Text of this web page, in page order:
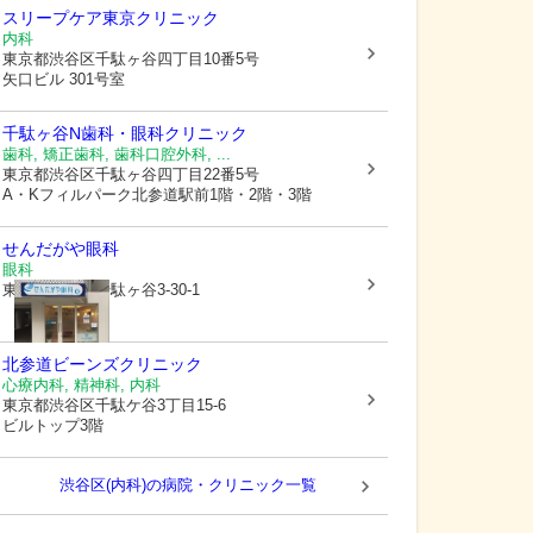
スリープケア東京クリニック
内科
東京都渋谷区千駄ヶ谷四丁目10番5号
矢口ビル 301号室
千駄ヶ谷N歯科・眼科クリニック
歯科, 矯正歯科, 歯科口腔外科, ...
東京都渋谷区千駄ヶ谷四丁目22番5号
A・Kフィルパーク北参道駅前1階・2階・3階
せんだがや眼科
眼科
東京都渋谷区千駄ヶ谷3-30-1
北参道ビーンズクリニック
心療内科, 精神科, 内科
東京都渋谷区千駄ケ谷3丁目15-6
ビルトップ3階
渋谷区(内科)の病院・クリニック一覧